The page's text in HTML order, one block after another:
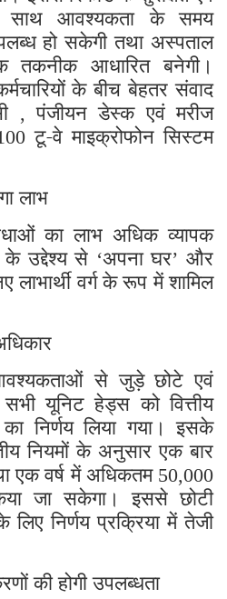
साथ आवश्यकता के समय
हो सकेगी तथा अस्पताल
तकनीक आधारित बनेगी।
के बीच बेहतर संवाद
,पंजीयन डेस्क एवं मरीज
टू-वे माइक्रोफोन सिस्टम
लाभ
का लाभ अधिक व्यापक
उद्देश्य से ‘अपना घर’और
लाभार्थी वर्ग के रूप में शामिल
से जुड़े छोटे एवं
यूनिट हेड्स को वित्तीय
निर्णय लिया गया। इसके
नियमों के अनुसार एक बार
एक वर्ष में अधिकतम 50,000
जा सकेगा। इससे छोटी
निर्णय प्रक्रिया में तेजी
की होगी उपलब्धता